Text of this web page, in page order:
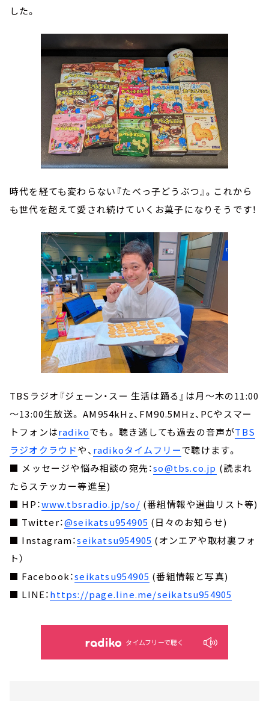
した。
時代を経ても変わらない『たべっ子どうぶつ』。これから
も世代を超えて愛され続けていくお菓子になりそうです！
TBSラジオ『ジェーン・スー 生活は踊る』は月～木の11:00
～13:00生放送。 AM954kHz、FM90.5MHz、PCやスマー
トフォンはradikoでも。 聴き逃しても過去の音声がTBS
ラジオクラウドや、 radikoタイムフリーで聴けます。
■ メッセージや悩み相談の宛先：so@tbs.co.jp (読まれ
たらステッカー等進呈)
■ HP：www.tbsradio.jp/so/ (番組情報や選曲リスト等)
■ Twitter：@seikatsu954905 (日々のお知らせ)
■ Instagram：seikatsu954905 (オンエアや取材裏フォ
ト）
■ Facebook：seikatsu954905 (番組情報と写真)
■ LINE：https://page.line.me/seikatsu954905
タイムフリーで聴く